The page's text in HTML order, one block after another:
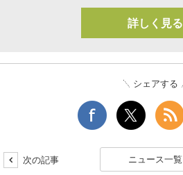
詳しく見る
シェアする
次の記事 ニュース一覧